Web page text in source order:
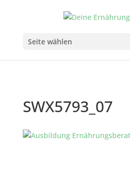
Seite wählen
SWX5793_07